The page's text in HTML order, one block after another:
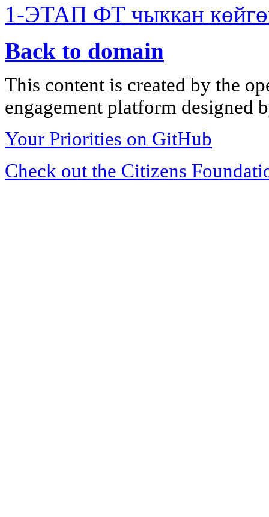
1-ЭТАП ФТ чыккан
Back to domain
This content is created by the
engagement platform designed
Your Priorities on GitHub
Check out the Citizens